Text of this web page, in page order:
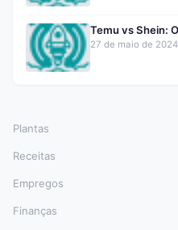
Temu vs Shein:
27 de maio de 2024
Plantas
Receitas
Empregos
Finanças